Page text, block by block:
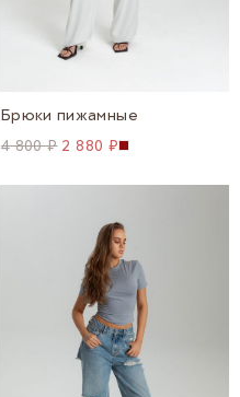
Брюки пижамные
4 800 ₽ 2 880 ₽